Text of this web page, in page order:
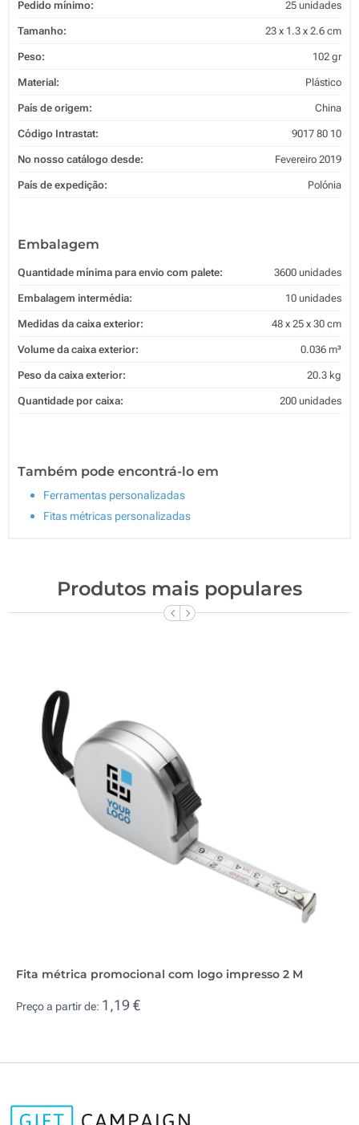
Pedido mínimo: 25 unidades
Tamanho: 23 x 1.3 x 2.6 cm
Peso: 102 gr
Material: Plástico
País de origem: China
Código Intrastat: 9017 80 10
No nosso catálogo desde: Fevereiro 2019
País de expedição: Polónia
Embalagem
Quantidade mínima para envio com palete: 3600 unidades
Embalagem intermédia: 10 unidades
Medidas da caixa exterior: 48 x 25 x 30 cm
Volume da caixa exterior: 0.036 m³
Peso da caixa exterior: 20.3 kg
Quantidade por caixa: 200 unidades
Também pode encontrá-lo em
Ferramentas personalizadas
Fitas métricas personalizadas
Produtos mais populares
Fita métrica promocional com logo impresso 2 M
Preço a partir de: 1,19 €